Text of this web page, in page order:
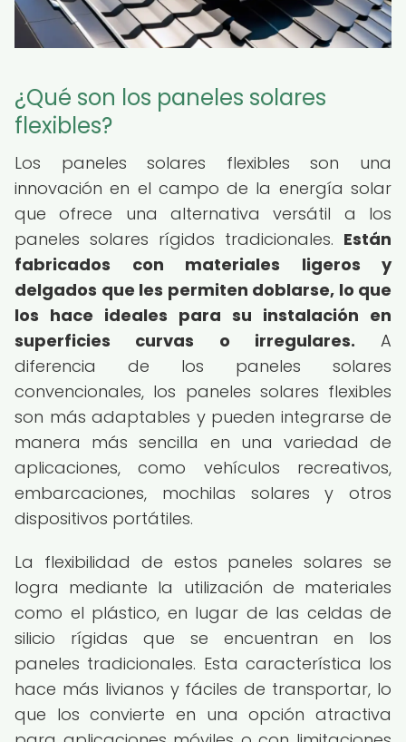
¿Qué son los paneles solares
flexibles?
Los paneles solares flexibles son una
innovación en el campo de la energía solar
que ofrece una alternativa versátil a los
paneles solares rígidos tradicionales. Están
fabricados con materiales ligeros y
delgados que les permiten doblarse, lo que
los hace ideales para su instalación en
superficies curvas o irregulares. A
diferencia de los paneles solares
convencionales, los paneles solares flexibles
son más adaptables y pueden integrarse de
manera más sencilla en una variedad de
aplicaciones, como vehículos recreativos,
embarcaciones, mochilas solares y otros
dispositivos portátiles.
La flexibilidad de estos paneles solares se
logra mediante la utilización de materiales
como el plástico, en lugar de las celdas de
silicio rígidas que se encuentran en los
paneles tradicionales. Esta característica los
hace más livianos y fáciles de transportar, lo
que los convierte en una opción atractiva